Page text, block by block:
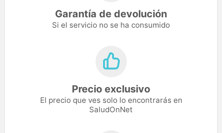
Garantía de devolución
Si el servicio no se ha consumido
Precio exclusivo
El precio que ves solo lo encontrarás en
SaludOnNet